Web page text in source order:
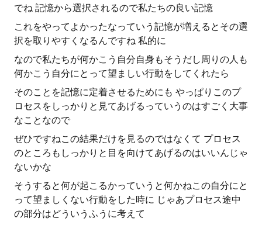
でね 記憶から選択されるので私たちの良い記憶
これをやってよかったなっていう記憶が増えるとその選
択を取りやすくなるんですね 私的に
なので私たちが何かこう自分自身もそうだし周りの人も
何かこう自分にとって望ましい行動をしてくれたら
そのことを記憶に定着させるためにも やっぱりこのプ
ロセスをしっかりと見てあげるっていうのはすごく大事
なことなので
ぜひですねこの結果だけを見るのではなくて プロセス
のところもしっかりと目を向けてあげるのはいいんじゃ
ないかな
そうすると何が起こるかっていうと何かねこの自分にと
って望ましくない行動をした時に じゃあプロセス途中
の部分はどういうふうに考えて